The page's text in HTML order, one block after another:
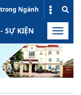
Ngành
SỰ KIỆN HOẠT
Toggle